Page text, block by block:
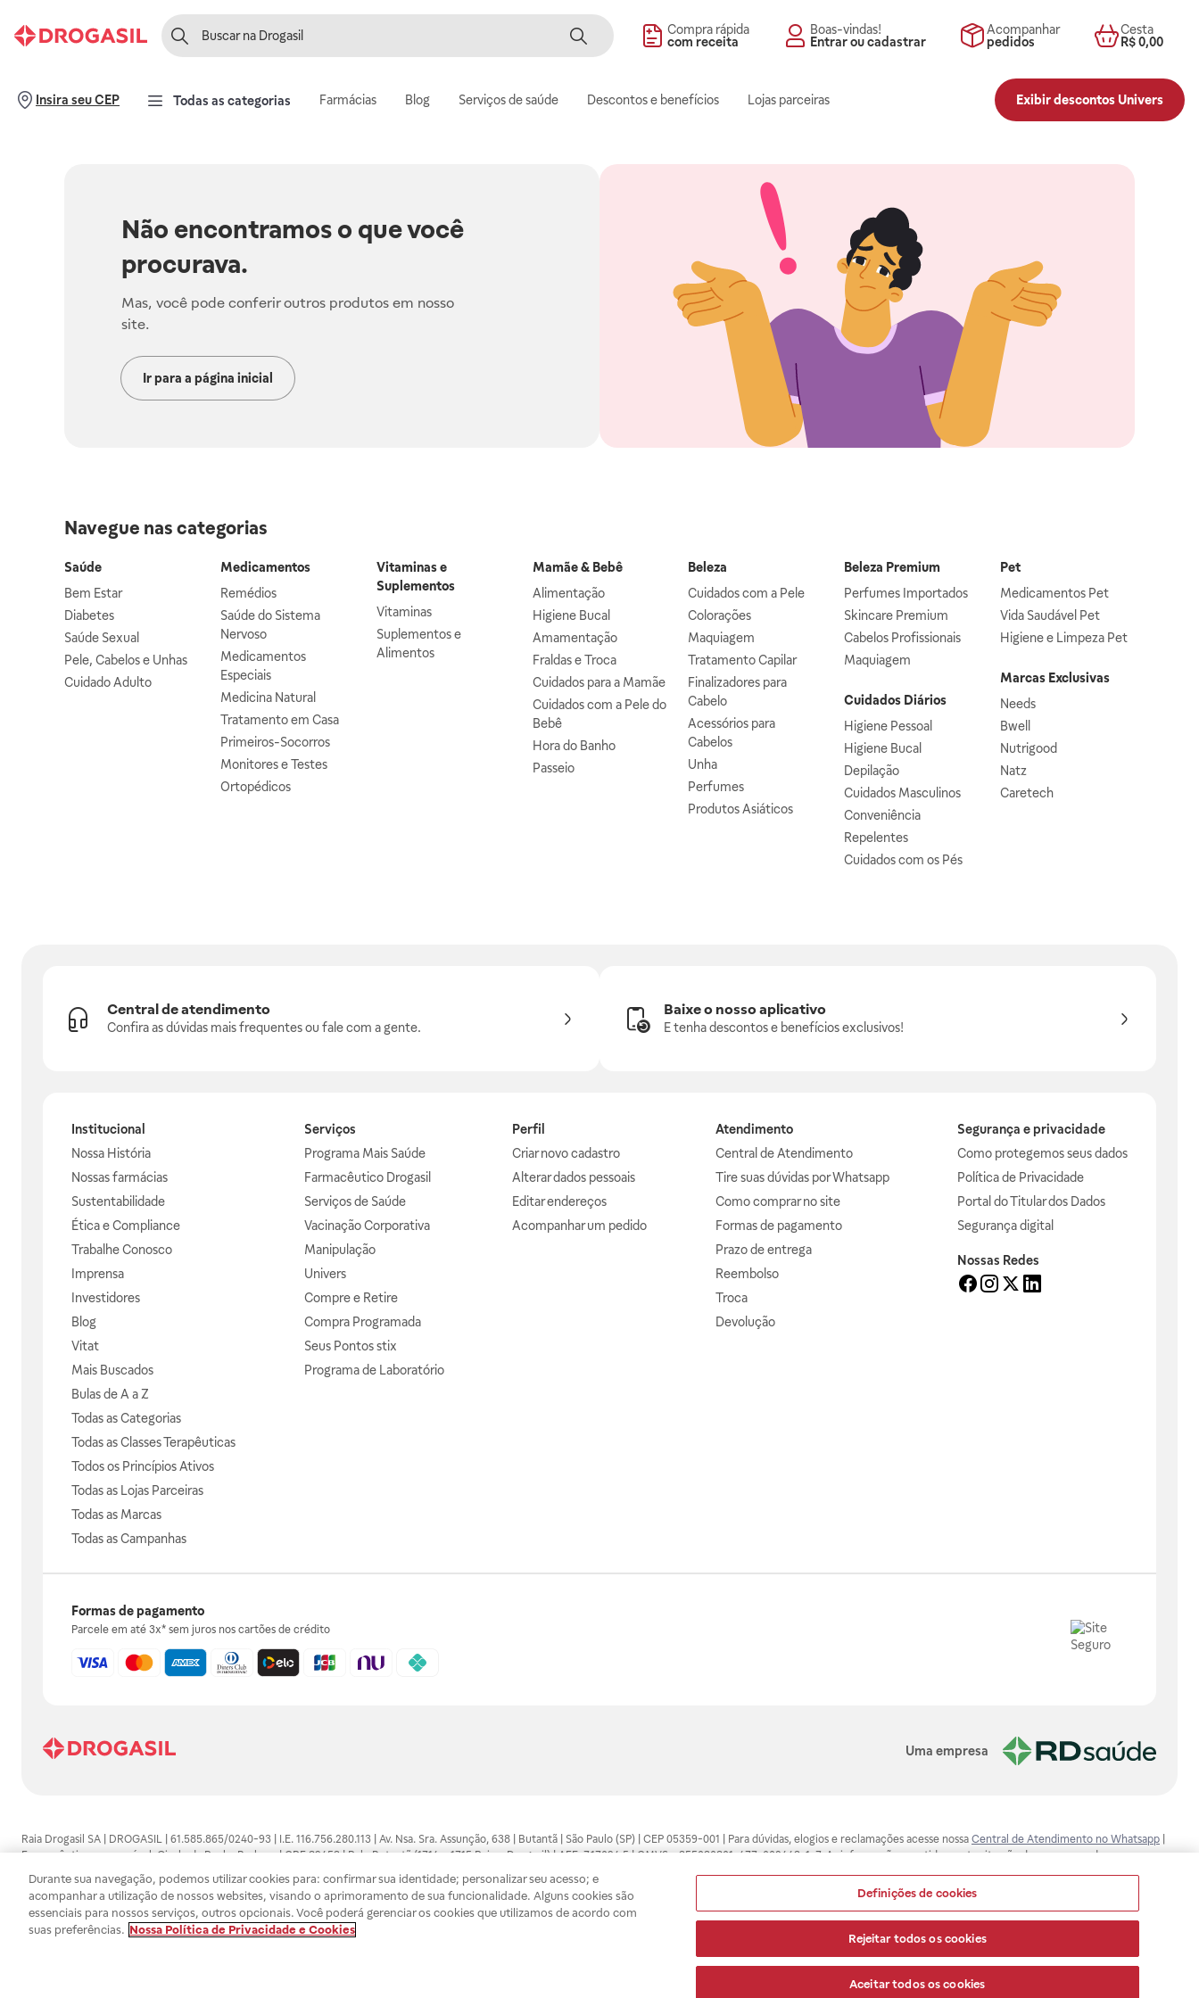
Compra rápida
com receita
Boas-vindas!
Entrar ou cadastrar
Acompanhar
pedidos
Cesta
R$ 0,00
Insira seu CEP Todas as categorias Farmácias Blog Serviços de saúde Descontos e benefícios Lojas parceiras Exibir descontos Univers
Não encontramos o que você
procurava.
Mas, você pode conferir outros produtos em nosso
site.
Ir para a página inicial
Navegue nas categorias
Saúde
Bem Estar
Diabetes
Saúde Sexual
Pele, Cabelos e Unhas
Cuidado Adulto
Medicamentos
Remédios
Saúde do Sistema
Nervoso
Medicamentos
Especiais
Medicina Natural
Tratamento em Casa
Primeiros-Socorros
Monitores e Testes
Ortopédicos
Vitaminas e
Suplementos
Vitaminas
Suplementos e
Alimentos
Mamãe & Bebê
Alimentação
Higiene Bucal
Amamentação
Fraldas e Troca
Cuidados para a Mamãe
Cuidados com a Pele do
Bebê
Hora do Banho
Passeio
Beleza
Cuidados com a Pele
Colorações
Maquiagem
Tratamento Capilar
Finalizadores para
Cabelo
Acessórios para
Cabelos
Unha
Perfumes
Produtos Asiáticos
Beleza Premium
Perfumes Importados
Skincare Premium
Cabelos Profissionais
Maquiagem
Cuidados Diários
Higiene Pessoal
Higiene Bucal
Depilação
Cuidados Masculinos
Conveniência
Repelentes
Cuidados com os Pés
Pet
Medicamentos Pet
Vida Saudável Pet
Higiene e Limpeza Pet
Marcas Exclusivas
Needs
Bwell
Nutrigood
Natz
Caretech
Central de atendimento
Confira as dúvidas mais frequentes ou fale com a gente.
Baixe o nosso aplicativo
E tenha descontos e benefícios exclusivos!
Institucional
Nossa História
Nossas farmácias
Sustentabilidade
Ética e Compliance
Trabalhe Conosco
Imprensa
Investidores
Blog
Vitat
Mais Buscados
Bulas de A a Z
Todas as Categorias
Todas as Classes Terapêuticas
Todos os Princípios Ativos
Todas as Lojas Parceiras
Todas as Marcas
Todas as Campanhas
Serviços
Programa Mais Saúde
Farmacêutico Drogasil
Serviços de Saúde
Vacinação Corporativa
Manipulação
Univers
Compre e Retire
Compra Programada
Seus Pontos stix
Programa de Laboratório
Perfil
Criar novo cadastro
Alterar dados pessoais
Editar endereços
Acompanhar um pedido
Atendimento
Central de Atendimento
Tire suas dúvidas por Whatsapp
Como comprar no site
Formas de pagamento
Prazo de entrega
Reembolso
Troca
Devolução
Segurança e privacidade
Como protegemos seus dados
Política de Privacidade
Portal do Titular dos Dados
Segurança digital
Nossas Redes
Formas de pagamento
Parcele em até 3x* sem juros nos cartões de crédito
Uma empresa
Raia Drogasil SA | DROGASIL | 61.585.865/0240-93 | I.E. 116.756.280.113 | Av. Nsa. Sra. Assunção, 638 | Butantã | São Paulo (SP) | CEP 05359-001 | Para dúvidas, elogios e reclamações acesse nossa Central de Atendimento no Whatsapp
Farmacêutico responsável: Gisele da Penha Barbosa | CRF 89453 | Polo Butantã (1714 e 1715 Raia e Drogasil) | AFE: 7.17094.5 | CMVS - 355030801-477-002443-1-7. As informações contidas neste site não devem ser usadas para
automedicação e não substituem, em hipótese alguma, as orientações dadas pelo profissional da área médica. Somente o médico está apto a diagnosticar qualquer problema de saúde e prescrever o tratamento adequado. Ao
persistirem os sintomas, um médico deverá ser consultado. Os preços e promoções divulgados no site são válidos apenas para compras feitas pela internet. Maiores esclarecimentos, consultar o site: www.anvisa.gov.br. A Raia Drogasil
SA trabalha com as tecnologias mais avançadas de proteção de dados, para que você possa realizar suas compras com tranquilidade. A privacidade e a segurança dos clientes são compromissos da Raia Drogasil SA. Todos os pedidos
efetuados estão sujeitos à confirmação da disponibilidade de produto em nosso estoque.
Durante sua navegação, podemos utilizar cookies para: confirmar sua identidade; personalizar seu acesso; e
acompanhar a utilização de nossos websites, visando o aprimoramento de sua funcionalidade. Alguns cookies são
essenciais para nossos serviços, outros opcionais. Você poderá gerenciar os cookies que utilizamos de acordo com
suas preferências. Nossa Política de Privacidade e Cookies
Definições de cookies
Rejeitar todos os cookies
Aceitar todos os cookies